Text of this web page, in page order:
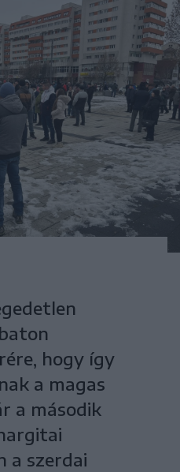
hogy így
a magas
a második
a szerdai